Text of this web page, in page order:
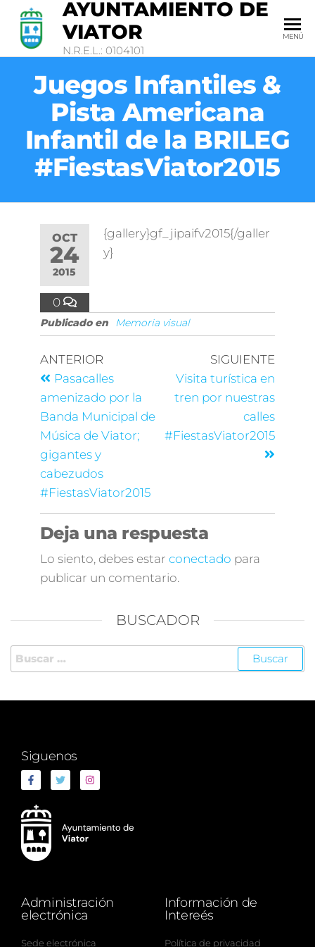
AYUNTAMIENTO DE
VIATOR
N.R.E.L.: 0104101
MENÚ
Juegos Infantiles &
Pista Americana
Infantil de la BRILEG
#FiestasViator2015
OCT
24
2015
0
{gallery}gf_jipaifv2015{/galler
y}
Publicado en Memoria visual
ANTERIOR
Pasacalles
amenizado por la
Banda Municipal de
Música de Viator;
gigantes y
cabezudos
#FiestasViator2015
SIGUIENTE
Visita turística en
tren por nuestras
calles
#FiestasViator2015
Deja una respuesta
Lo siento, debes estar conectado para
publicar un comentario.
BUSCADOR
Siguenos
Administración
electrónica
Sede electrónica
Información de
Intereés
Política de privacidad